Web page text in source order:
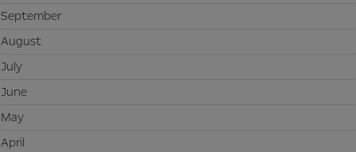
September
August
July
June
May
April